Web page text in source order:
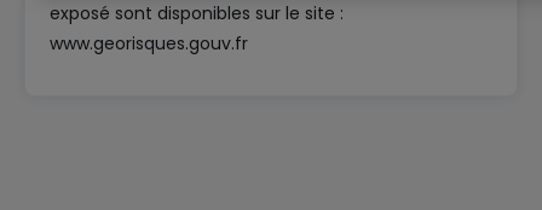
exposé sont disponibles sur le site :
www.georisques.gouv.fr